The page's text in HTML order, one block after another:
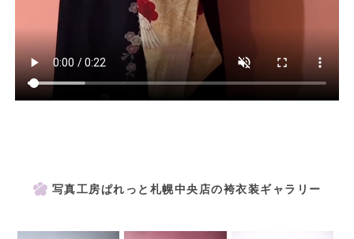
写真工房ぱれっと札幌中央店の袴衣装ギャラリー